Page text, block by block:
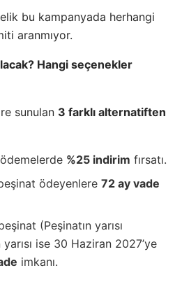
bu kampanyada herhangi
aranmıyor.
Hangi seçenekler
sunulan 3 farklı alternatiften
%25 indirim fırsatı.
ödeyenlere72 ay vade
(Peşinatın yarısı
ise 30 Haziran 2027’ye
imkanı.